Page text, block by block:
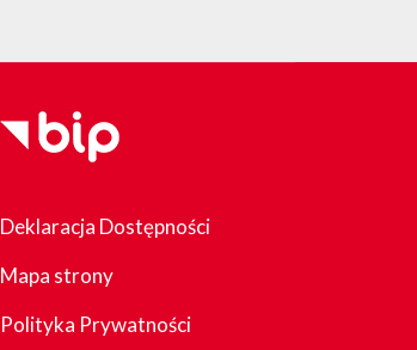
Deklaracja Dostępności
Mapa strony
Polityka Prywatności